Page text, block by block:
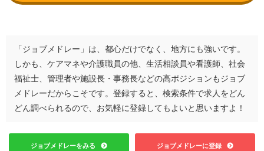
「ジョブメドレー」は、都心だけでなく、地方にも強いです。
しかも、ケアマネや介護職員の他、生活相談員や看護師、社会
福祉士、管理者や施設長・事務長などの高ポジションもジョブ
メドレーだからこそです。登録すると、検索条件で求人をどん
どん調べられるので、お気軽に登録してもよいと思いますよ！
ジョブメドレーをみる ジョブメドレーに登録